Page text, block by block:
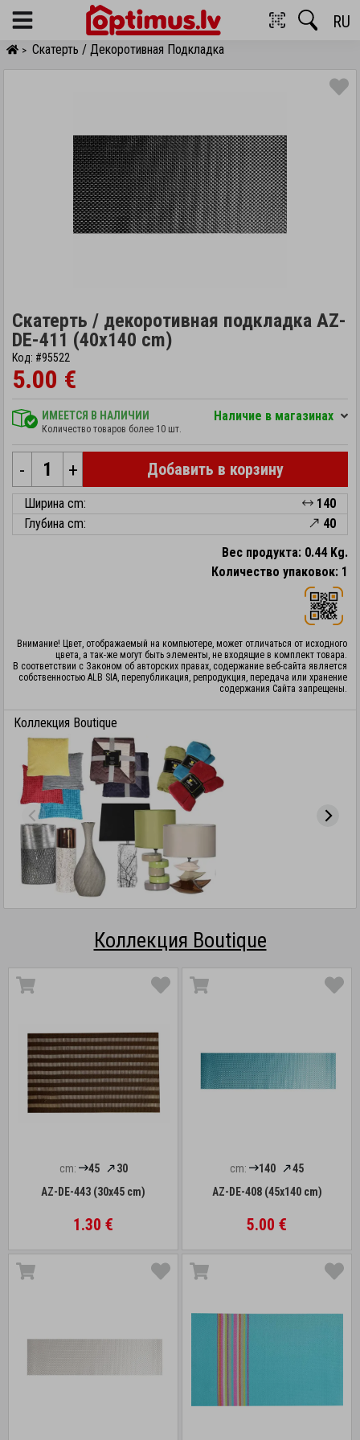
Menu RU
> Скатерть / Декоротивная Подкладка
Скатерть / декоротивная подкладка AZ-
DE-411 (40x140 cm)
Код: #95522
5.00 €
ИМЕЕТСЯ В НАЛИЧИИ
Количество товаров более 10 шт.
Hаличие в магазинах
- + Добавить в корзину
Ширина cm:
140
Глубина cm:
40
Вес продукта: 0.44 Kg.
Количество упаковок: 1
Внимание! Цвет, отображаемый на компьютере, может отличаться от исходного
цвета, а так-же могут быть элементы, не входящие в комплект товара.
В соответствии с Законом об авторских правах, содержание веб-сайта является
собственностью ALB SIA, перепубликация, репродукция, передача или хранение
содержания Сайта запрещены.
Коллекция Boutique
Коллекция Boutique
cm: 45
30
AZ-DE-443 (30x45 cm)
1.30 €
cm: 140
45
AZ-DE-408 (45x140 cm)
5.00 €